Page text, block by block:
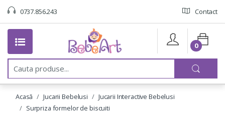
0737.856.243 Contact
C
u
0
Acasă Jucarii Bebelusi
Jucarii Interactive Bebelusi
Surpriza formelor de biscuiti